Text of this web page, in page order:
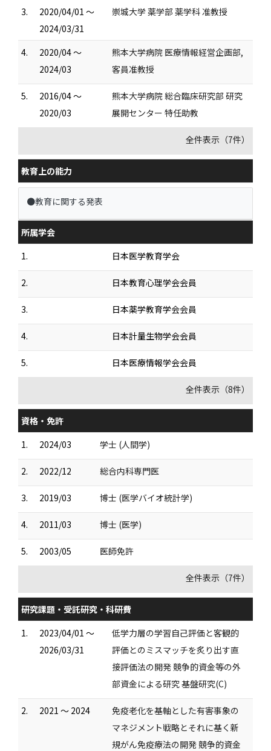
3.
2020/04/01 ～
2024/03/31
崇城大学 薬学部 薬学科 准教授
4.
2020/04 ～
2024/03
熊本大学病院 医療情報経営企画部,
客員准教授
5.
2016/04 ～
2020/03
熊本大学病院 総合臨床研究部 研究
展開センター 特任助教
全件表示（7件）
教育上の能力
●教育に関する発表
所属学会
1.
日本医学教育学会
2. 日本教育心理学会会員
3. 日本薬学教育学会会員
4. 日本計量生物学会会員
5. 日本医療情報学会会員
全件表示（8件）
資格・免許
1.
2024/03 学士 (人間学)
2. 2022/12 総合内科専門医
3. 2019/03 博士 (医学バイオ統計学)
4. 2011/03 博士 (医学)
5. 2003/05 医師免許
全件表示（7件）
研究課題・受託研究・科研費
1.
2023/04/01 ～
2026/03/31
低学力層の学習自己評価と客観的
評価とのミスマッチを炙り出す直
接評価法の開発 競争的資金等の外
部資金による研究 基盤研究(C)
2. 2021 ～ 2024
免疫老化を基軸とした有害事象の
マネジメント戦略とそれに基く新
規がん免疫療法の開発 競争的資金